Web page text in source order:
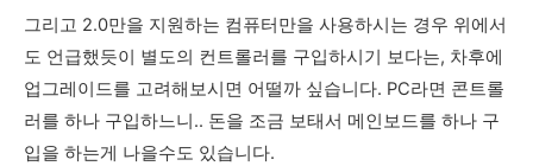
그리고 2.0만을 지원하는 컴퓨터만을 사용하시는 경우 위에서
도 언급했듯이 별도의 컨트롤러를 구입하시기 보다는, 차후에
업그레이드를 고려해보시면 어떨까 싶습니다. PC라면 콘트롤
러를 하나 구입하느니.. 돈을 조금 보태서 메인보드를 하나 구
입을 하는게 나을수도 있습니다.